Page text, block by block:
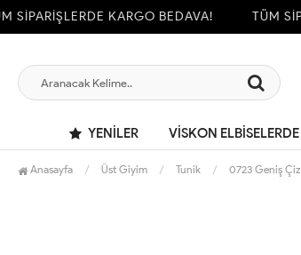
KARGO BEDAVA! TÜM
YENILER VİSKON
Anasayfa Üst Giyim Tunik 0723 Geniş